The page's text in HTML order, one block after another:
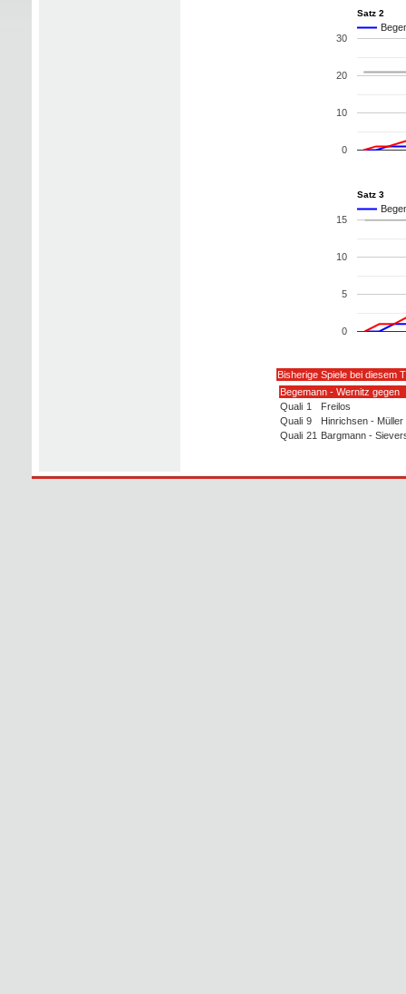
Satz 2
0
10
20
30
Satz 3
0
5
10
15
Bisherige Spiele bei diesem
Begemann - Wernitz gegen
Quali 1
Freilos
Quali 9
Hinrichsen - Müller
Quali 21 Bargmann -